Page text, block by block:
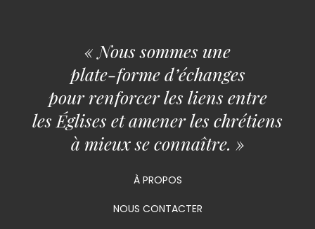
« Nous sommes une
plate-forme d’échanges
pour renforcer les liens entre
les Églises et amener les chrétiens
à mieux se connaître. »
À PROPOS
NOUS CONTACTER